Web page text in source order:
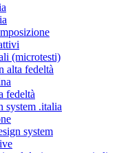
(microtesti)
alta fedeltà
fedeltà
system .italia
system